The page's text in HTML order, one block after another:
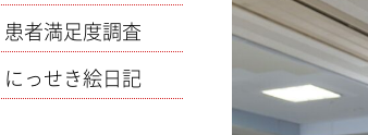
患者満足度調査
にっせき絵日記